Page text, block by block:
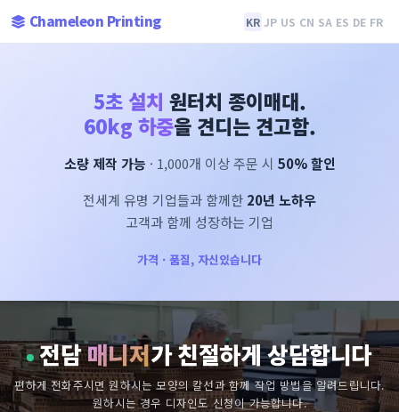
Chameleon Printing KR JP US CN SA ES DE FR
5초 설치 원터치 종이매대.
60kg 하중을 견디는 견고함.
소량 제작 가능 · 1,000개 이상 주문 시 50% 할인
전세계 유명 기업들과 함께한 20년 노하우
고객과 함께 성장하는 기업
가격 · 품질, 자신있습니다
전담매니저가 친절하게 상담합니다
편하게 전화주시면 원하시는 모양의 칼선과 함께 작업 방법을 알려드립니다.
원하시는 경우 디자인도 신청이 가능합니다.